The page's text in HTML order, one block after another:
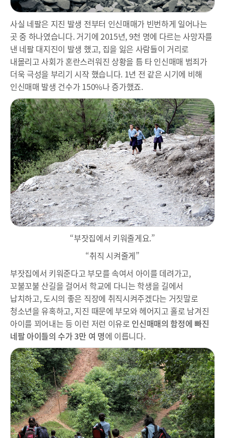
사실 네팔은 지진 발생 전부터 인신매매가 빈번하게 일어나는
곳 중 하나였습니다. 거기에 2015년, 9천 명에 다르는 사망자를
낸 네팔 대지진이 발생 했고, 집을 잃은 사람들이 거리로
내몰리고 사회가 혼란스러워진 상황을 틈 타 인신매매 범죄가
더욱 극성을 부리기 시작 했습니다. 1년 전 같은 시기에 비해
인신매매 발생 건수가 150%나 증가했죠.
“부잣집에서 키워줄게요.”
“취직 시켜줄게”
부잣집에서 키워준다고 부모를 속여서 아이를 데려가고,
꼬불꼬불 산길을 걸어서 학교에 다니는 학생을 길에서
납치하고, 도시의 좋은 직장에 취직시켜주겠다는 거짓말로
청소년을 유혹하고, 지진 때문에 부모와 헤어지고 홀로 남겨진
아이를 꾀어내는 등 이런 저런 이유로 인신매매의 함정에 빠진
네팔 아이들의 수가 3만 여 명에 이릅니다.